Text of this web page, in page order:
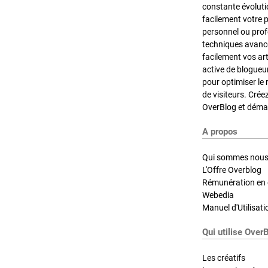
constante
facilement votre
personnel ou
techniques
facilement vos
active de
pour optimiser le
de visiteurs.
OverBlog et
A propos
Qui sommes
L'Offre Overblog
Rémunération
Webedia
Manuel
Qui utilise
Les créatifs